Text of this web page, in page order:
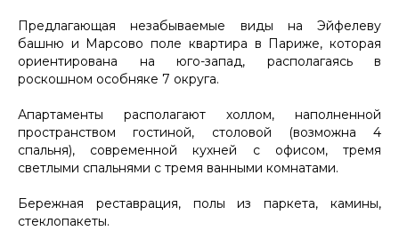
Предлагающая незабываемые виды на Эйфелеву
башню и Марсово поле квартира в Париже, которая
ориентирована на юго-запад, располагаясь в
роскошном особняке 7 округа.
Апартаменты располагают холлом, наполненной
пространством гостиной, столовой (возможна 4
спальня), современной кухней с офисом, тремя
светлыми спальнями с тремя ванными комнатами.
Бережная реставрация, полы из паркета, камины,
стеклопакеты.